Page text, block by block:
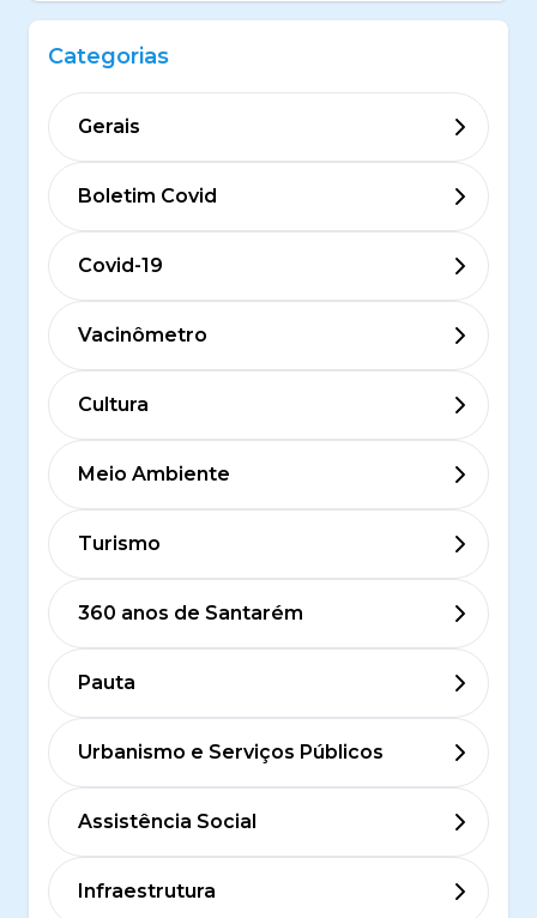
Categorias
Gerais
Boletim Covid
Covid-19
Vacinômetro
Cultura
Meio Ambiente
Turismo
360 anos de Santarém
Pauta
Urbanismo e Serviços Públicos
Assistência Social
Infraestrutura